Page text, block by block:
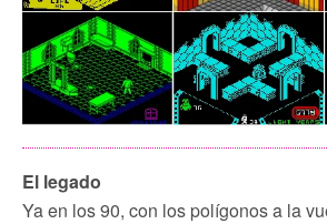
El legado
Ya en los 90, con los polígonos a la